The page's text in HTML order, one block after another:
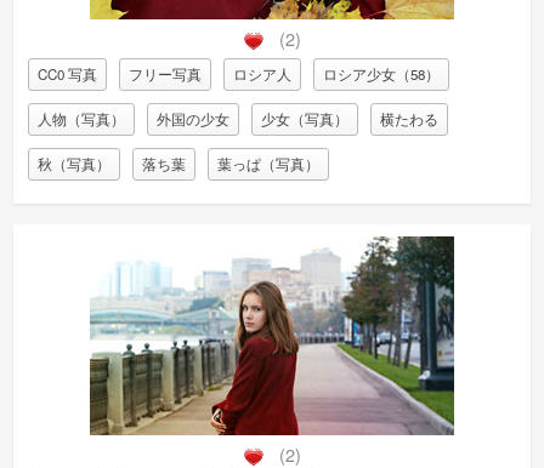
(2)
CC0 写真 フリー写真 ロシア人 ロシア少女（58）
人物（写真） 外国の少女 少女（写真） 横たわる
秋（写真） 落ち葉 葉っぱ（写真）
(2)